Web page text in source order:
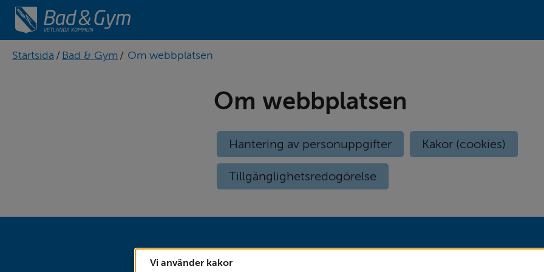
Startsida / Bad & Gym / Om webbplatsen
Om webbplatsen
Hantering av personuppgifter Kakor (cookies)
Tillgänglighetsredogörelse
Vi använder kakor